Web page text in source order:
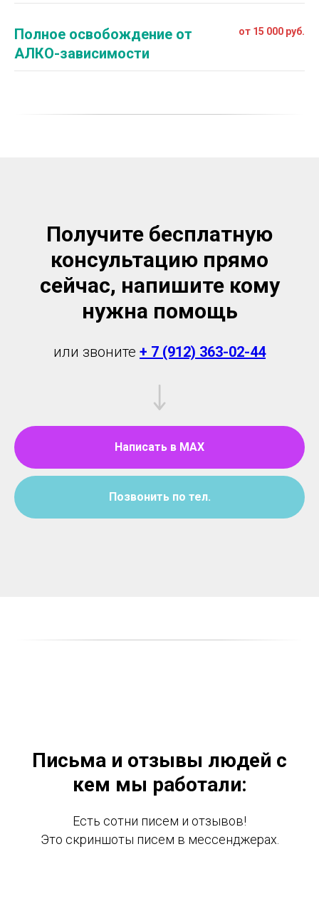
Полное освобождение от
АЛКО-зависимости
от 15 000 руб.
Получите бесплатную
консультацию прямо
сейчас, напишите кому
нужна помощь
или звоните + 7 (912) 363-02-44
Написать в MAX
Позвонить по тел.
Письма и отзывы людей с
кем мы работали:
Есть сотни писем и отзывов!
Это скриншоты писем в мессенджерах.